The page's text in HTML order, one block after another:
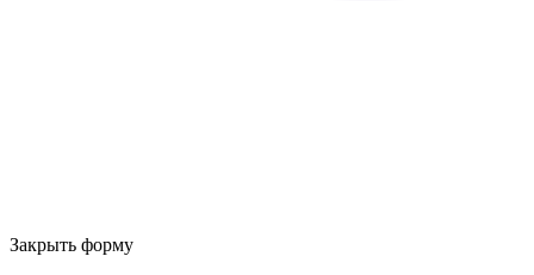
Закрыть форму